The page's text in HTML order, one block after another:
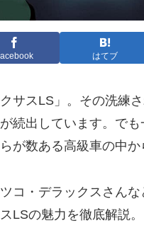
はてブ
サスLS」。その洗練
続出しています。で
が数ある高級車の中
コ・デラックスさん
LSの魅力を徹底解説